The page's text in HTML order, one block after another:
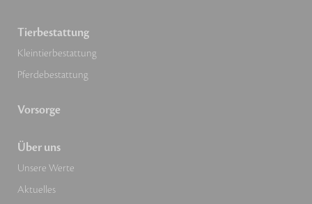
Tierbestattung
Kleintierbestattung
Pferdebestattung
Vorsorge
Über uns
Unsere Werte
Aktuelles